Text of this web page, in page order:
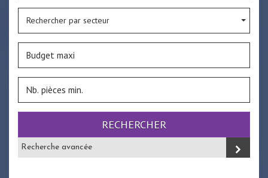
Rechercher par secteur
RECHERCHER
Recherche avancée